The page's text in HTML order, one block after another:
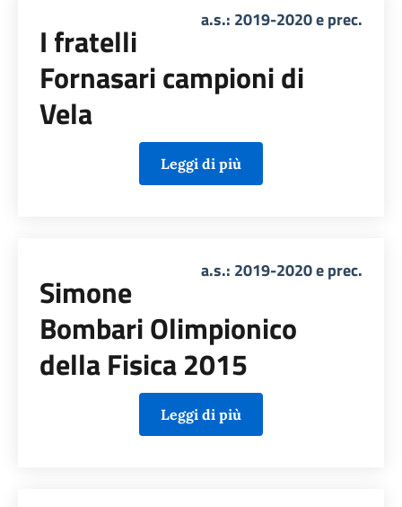
a.s.: 2019-2020 e prec.
I fratelli
Fornasari campioni di
Vela
Leggi di più
a.s.: 2019-2020 e prec.
Simone
Bombari Olimpionico
della Fisica 2015
Leggi di più